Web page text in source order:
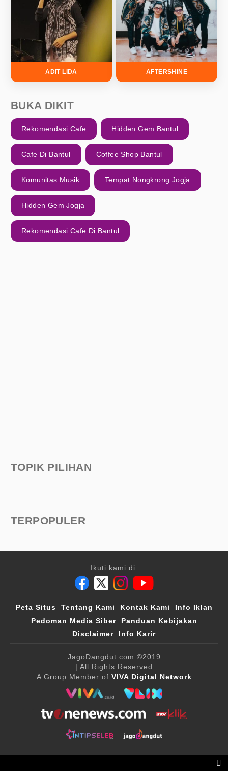
ADIT LIDA AFTERSHINE
BUKA DIKIT
Rekomendasi Cafe Hidden Gem Bantul
Cafe Di Bantul Coffee Shop Bantul
Komunitas Musik Tempat Nongkrong Jogja
Hidden Gem Jogja
Rekomendasi Cafe Di Bantul
TOPIK PILIHAN
TERPOPULER
Ikuti kami di:
Peta Situs Tentang Kami Kontak Kami
Info Iklan
Pedoman Media Siber
Panduan Kebijakan
Disclaimer
Info Karir
JagoDangdut.com ©2019
| All Rights Reserved
A Group Member of VIVA Digital Network
